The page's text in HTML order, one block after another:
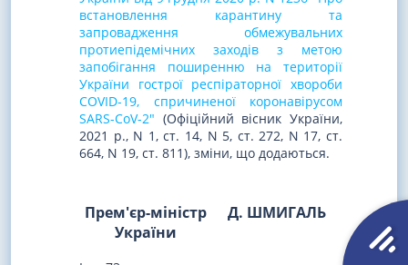
встановлення карантину та
запровадження обмежувальних
протиепідемічних заходів з метою
запобігання поширенню на території
України гострої респіраторної хвороби
COVID-19, спричиненої коронавірусом
SARS-CoV-2" (Офіційний вісник України,
2021 р., N 1, ст. 14, N 5, ст. 272, N 17, ст.
664, N 19, ст. 811), зміни, що додаються.
Прем'єр-міністр
України
Д. ШМИГАЛЬ